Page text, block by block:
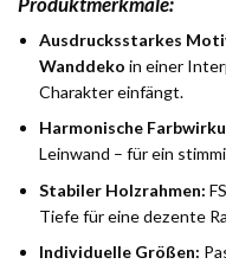
Ausdrucksstarkes
Wanddeko in einer
Charakter einfängt.
Harmonische
Leinwand – für ein
Stabiler Holzrahmen:
Tiefe für eine dezente
Individuelle Größen: